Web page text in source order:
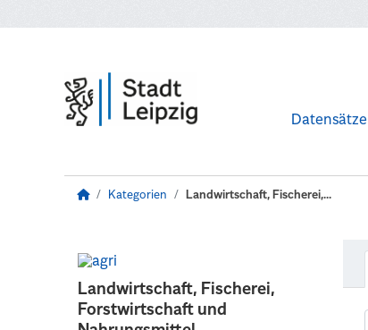
Datensätze
Kategorien Landwirtschaft, Fischerei,...
Landwirtschaft, Fischerei,
Forstwirtschaft und